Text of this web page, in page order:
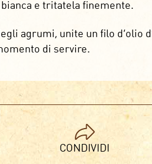
e tritatela finemente.
agrumi, unite un filo d’olio
di servire.
CONDIVIDI